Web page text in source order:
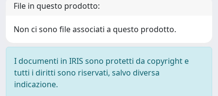
File in questo prodotto:
Non ci sono file associati a questo prodotto.
I documenti in IRIS sono protetti da copyright e
tutti i diritti sono riservati, salvo diversa
indicazione.